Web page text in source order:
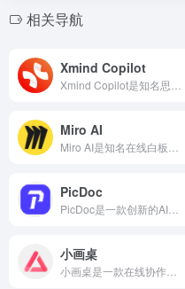
相关导航
Xmind Copilot
Miro AI
PicDoc
小画桌